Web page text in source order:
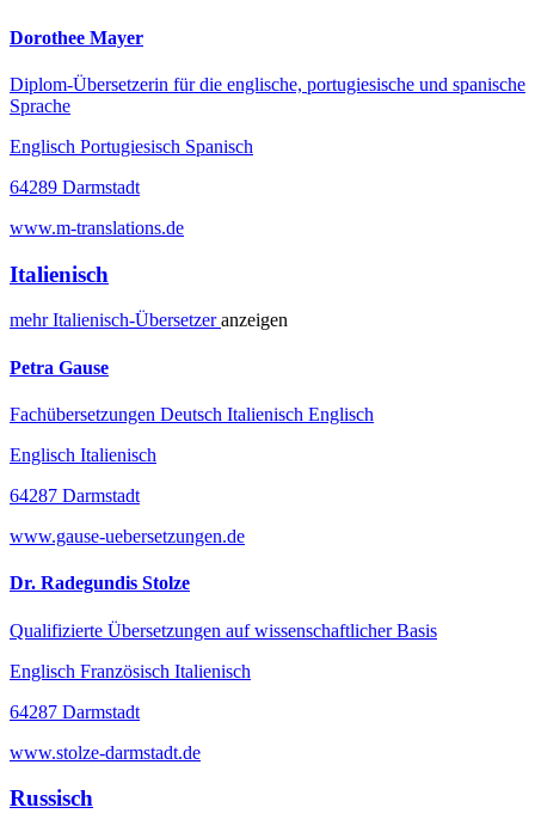
Dorothee Mayer
Diplom-Übersetzerin für die englische, portugiesische und spanische
Sprache
Englisch Portugiesisch Spanisch
64289 Darmstadt
www.m-translations.de
Italienisch
mehrItalienisch-Übersetzeranzeigen
Petra Gause
Fachübersetzungen Deutsch Italienisch Englisch
Englisch Italienisch
64287 Darmstadt
www.gause-uebersetzungen.de
Dr. Radegundis Stolze
Qualifizierte Übersetzungen auf wissenschaftlicher Basis
Englisch Französisch Italienisch
64287 Darmstadt
www.stolze-darmstadt.de
Russisch